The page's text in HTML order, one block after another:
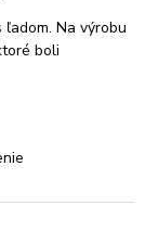
Na výrobu
boli